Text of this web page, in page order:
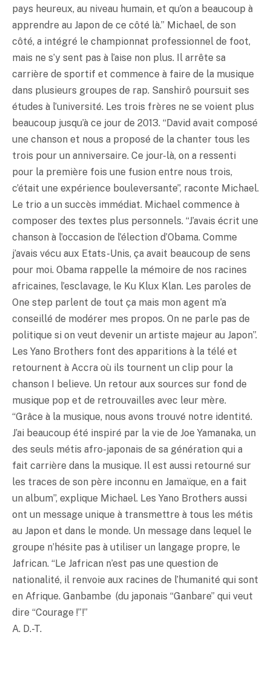
pays heureux, au niveau humain, et qu’on a beaucoup à
apprendre au Japon de ce côté là.” Michael, de son
côté, a intégré le championnat professionnel de foot,
mais ne s’y sent pas à l’aise non plus. Il arrête sa
carrière de sportif et commence à faire de la musique
dans plusieurs groupes de rap. Sanshirô poursuit ses
études à l’université. Les trois frères ne se voient plus
beaucoup jusqu’à ce jour de 2013. “David avait composé
une chanson et nous a proposé de la chanter tous les
trois pour un anniversaire. Ce jour-là, on a ressenti
pour la première fois une fusion entre nous trois,
c’était une expérience bouleversante”, raconte Michael.
Le trio a un succès immédiat. Michael commence à
composer des textes plus personnels. “J’avais écrit une
chanson à l’occasion de l’élection d’Obama. Comme
j’avais vécu aux Etats-Unis, ça avait beaucoup de sens
pour moi. Obama rappelle la mémoire de nos racines
africaines, l’esclavage, le Ku Klux Klan. Les paroles de
One step parlent de tout ça mais mon agent m’a
conseillé de modérer mes propos. On ne parle pas de
politique si on veut devenir un artiste majeur au Japon”.
Les Yano Brothers font des apparitions à la télé et
retournent à Accra où ils tournent un clip pour la
chanson I believe. Un retour aux sources sur fond de
musique pop et de retrouvailles avec leur mère.
“Grâce à la musique, nous avons trouvé notre identité.
J’ai beaucoup été inspiré par la vie de Joe Yamanaka, un
des seuls métis afro-japonais de sa génération qui a
fait carrière dans la musique. Il est aussi retourné sur
les traces de son père inconnu en Jamaïque, en a fait
un album”, explique Michael. Les Yano Brothers aussi
ont un message unique à transmettre à tous les métis
au Japon et dans le monde. Un message dans lequel le
groupe n’hésite pas à utiliser un langage propre, le
Jafrican. “Le Jafrican n’est pas une question de
nationalité, il renvoie aux racines de l’humanité qui sont
en Afrique. Ganbambe (du japonais “Ganbare” qui veut
dire “Courage !”!”
A. D.-T.